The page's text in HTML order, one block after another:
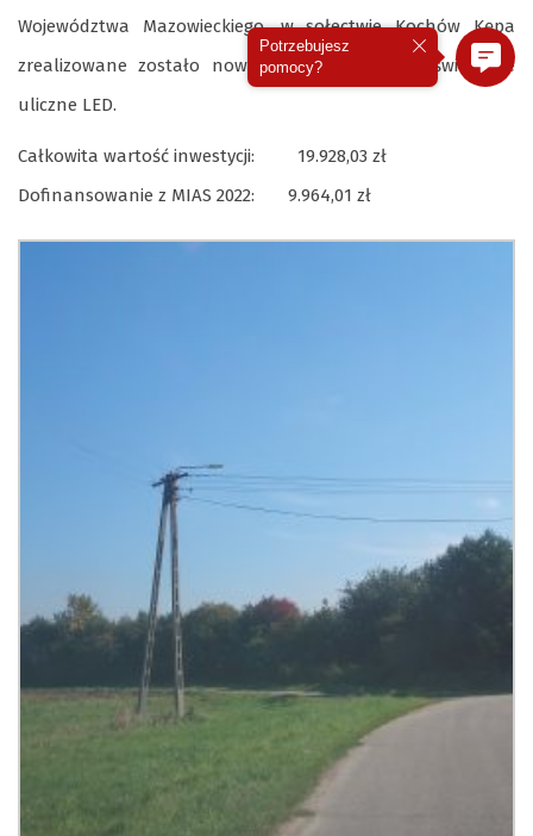
Województwa Mazowieckiego, w sołectwie Kochów Kępa
zrealizowane zostało nowe energooszczędne oświetlenie
uliczne LED.
Całkowita wartość inwestycji: 19.928,03 zł
Dofinansowanie z MIAS 2022: 9.964,01 zł
Potrzebujesz
pomocy?